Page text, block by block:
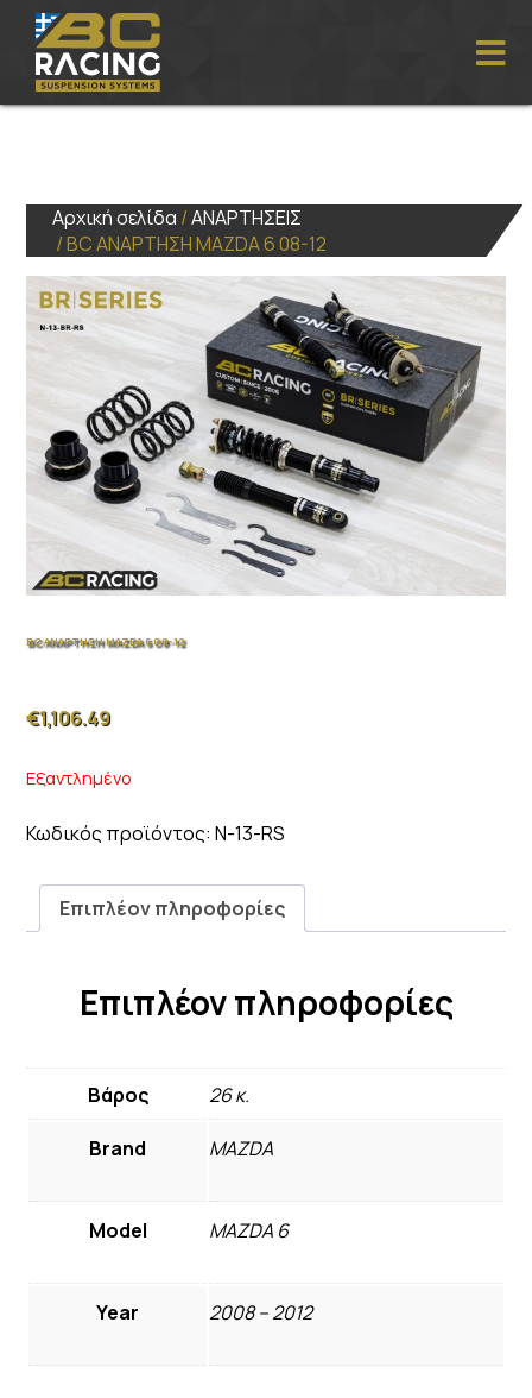
Αρχική σελίδα /ΑΝΑΡΤΗΣΕΙΣ
/ BC ΑΝΑΡΤΗΣΗ MAZDA 6 08-12
BC ΑΝΑΡΤΗΣΗ MAZDA 6 08-12
€1,106.49
Εξαντλημένο
Κωδικός προϊόντος: N-13-RS
Επιπλέον πληροφορίες
Επιπλέον πληροφορίες
Βάρος 26 κ.
Brand MAZDA
Model MAZDA 6
Year 2008 – 2012